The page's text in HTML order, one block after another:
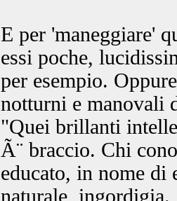
E per 'maneggiare'
essi poche,
per esempio.
notturni e manovali
"Quei brillanti
Ã¨ braccio. Chi
educato, in nome di
naturale, ingordigia.